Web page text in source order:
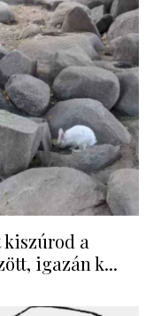
kiszúrod a
igazán k...